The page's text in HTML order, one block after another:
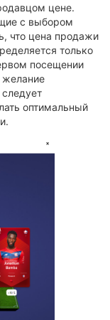
цене.
с выбором
что цена продажи
только
посещении
желание
оптимальный